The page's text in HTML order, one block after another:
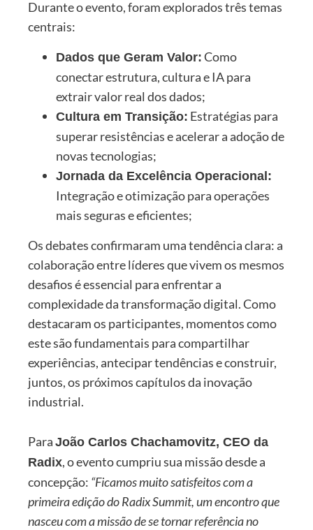
Durante o evento, foram explorados três temas
centrais:
Dados que Geram Valor: Como
conectar estrutura, cultura e IA para
extrair valor real dos dados;
Cultura em Transição: Estratégias para
superar resistências e acelerar a adoção de
novas tecnologias;
Jornada da Excelência Operacional:
Integração e otimização para operações
mais seguras e eficientes;
Os debates confirmaram uma tendência clara: a
colaboração entre líderes que vivem os mesmos
desafios é essencial para enfrentar a
complexidade da transformação digital. Como
destacaram os participantes, momentos como
este são fundamentais para compartilhar
experiências, antecipar tendências e construir,
juntos, os próximos capítulos da inovação
industrial.
Para João Carlos Chachamovitz, CEO da
Radix, o evento cumpriu sua missão desde a
concepção: “Ficamos muito satisfeitos com a
primeira edição do Radix Summit, um encontro que
nasceu com a missão de se tornar referência no